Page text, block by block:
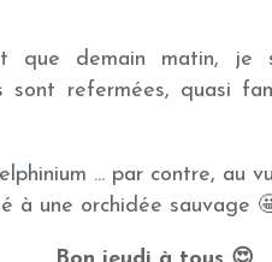
que demain matin, je
sont refermées, quasi
... par contre, au
à une orchidée sauvage